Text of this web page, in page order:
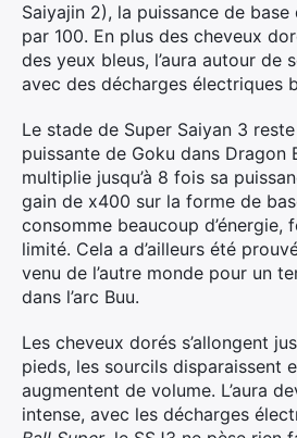
Saiyajin 2), la puissance de
par 100. En plus des cheveux
des yeux bleus, l’aura autour de
avec des décharges électriques
Le stade de Super Saiyan 3
puissante de Goku dans Dragon
multiplie jusqu’à 8 fois sa
gain de x400 sur la forme de
consomme beaucoup d’énergie,
limité. Cela a d’ailleurs été
venu de l’autre monde pour un
dans l’arc Buu.
Les cheveux dorés s’allongent
pieds, les sourcils disparaissent
augmentent de volume. L’aura
intense, avec les décharges